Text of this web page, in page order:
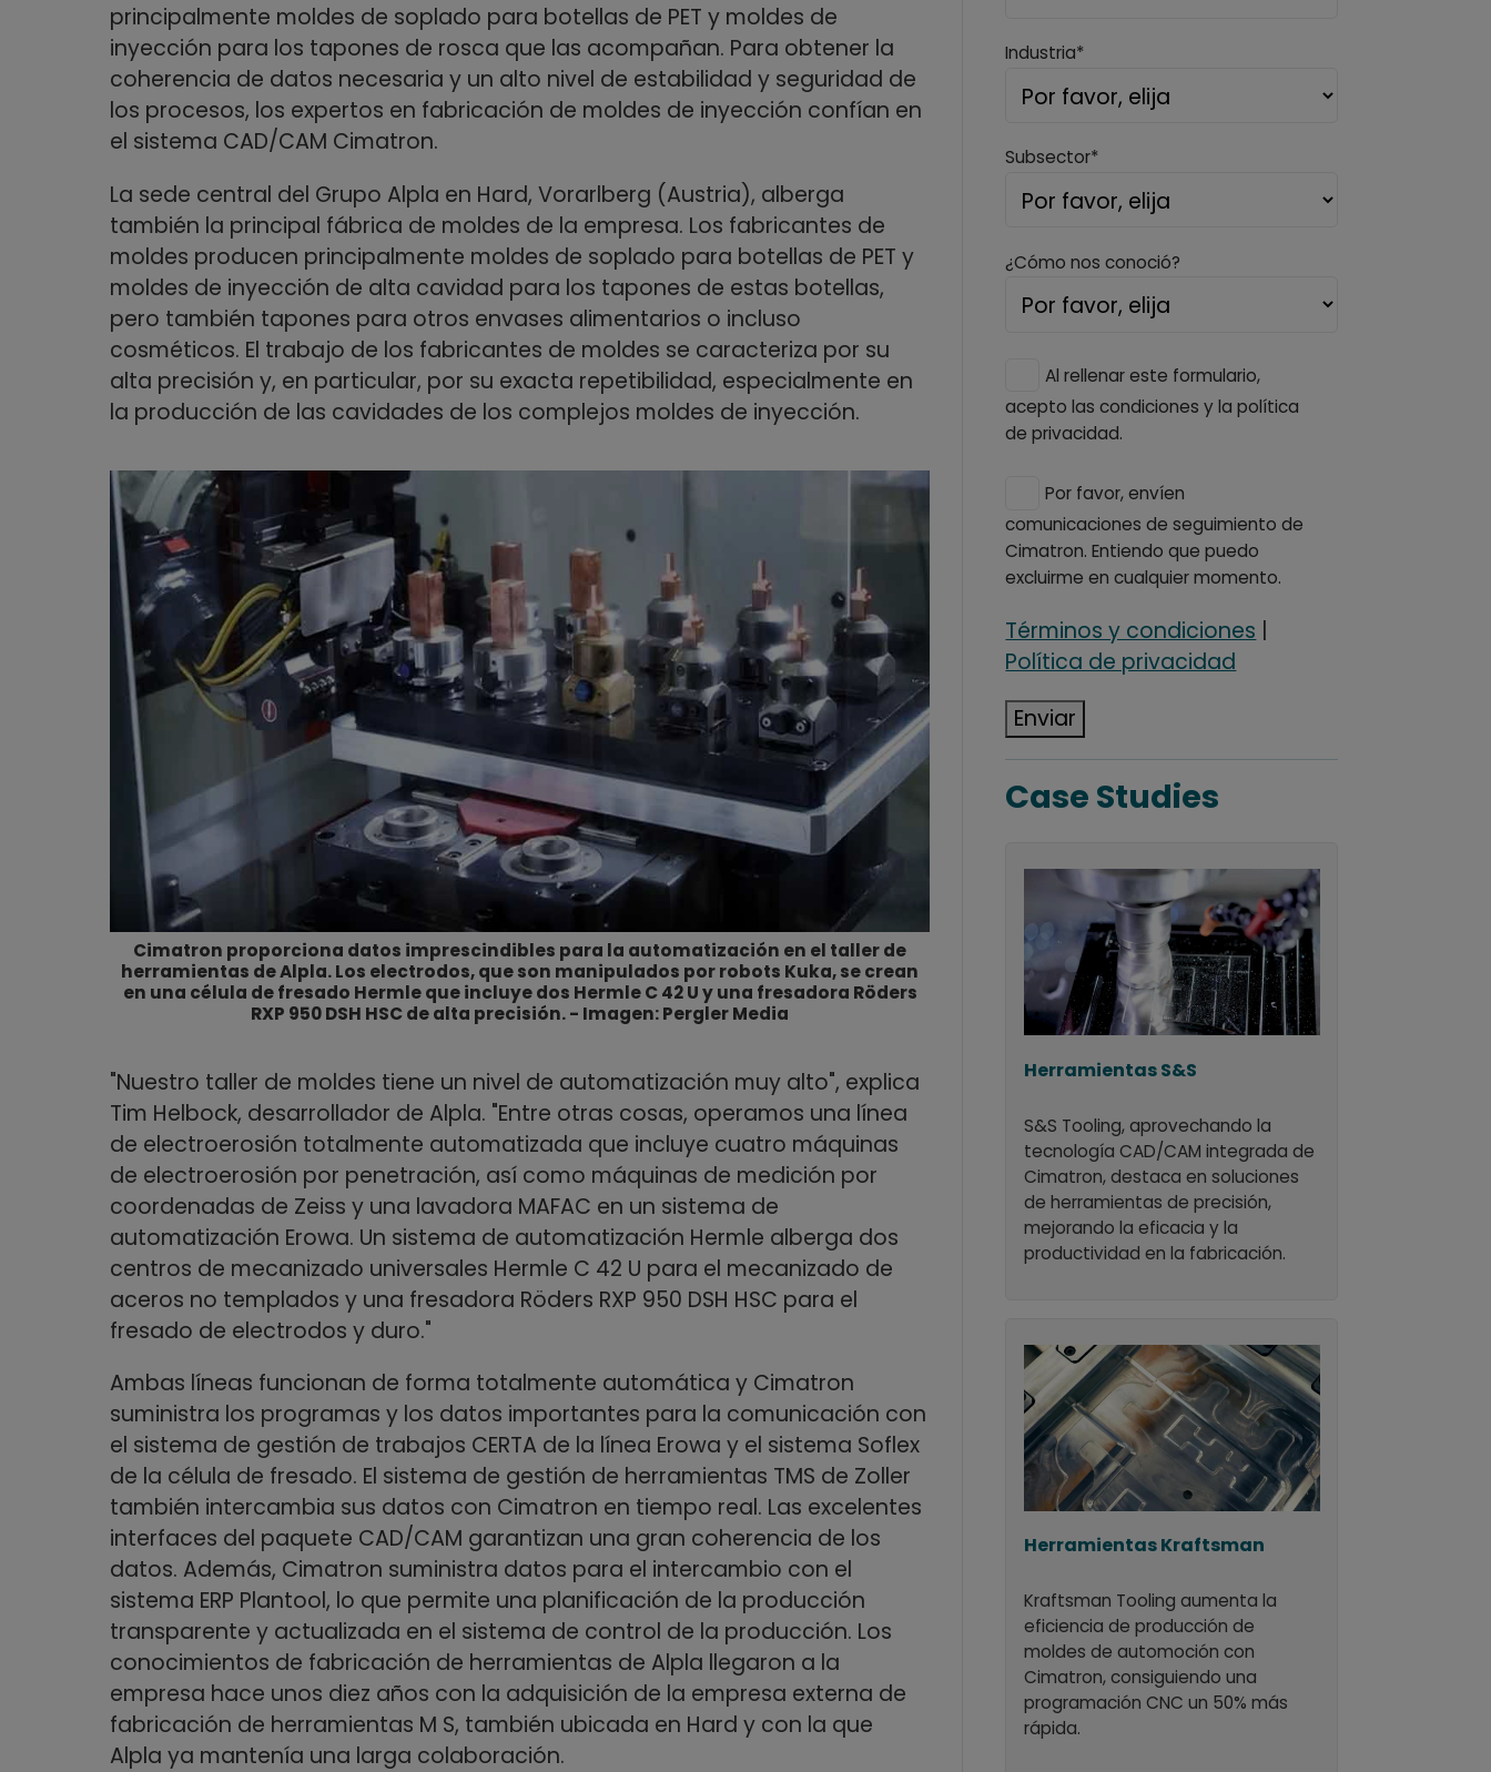
principalmente moldes de soplado para botellas de PET y moldes de
inyección para los tapones de rosca que las acompañan. Para obtener la
coherencia de datos necesaria y un alto nivel de estabilidad y seguridad de
los procesos, los expertos en fabricación de moldes de inyección confían en
el sistema CAD/CAM Cimatron.
La sede central del Grupo Alpla en Hard, Vorarlberg (Austria), alberga
también la principal fábrica de moldes de la empresa. Los fabricantes de
moldes producen principalmente moldes de soplado para botellas de PET y
moldes de inyección de alta cavidad para los tapones de estas botellas,
pero también tapones para otros envases alimentarios o incluso
cosméticos. El trabajo de los fabricantes de moldes se caracteriza por su
alta precisión y, en particular, por su exacta repetibilidad, especialmente en
la producción de las cavidades de los complejos moldes de inyección.
Cimatron proporciona datos imprescindibles para la automatización en el taller de
herramientas de Alpla. Los electrodos, que son manipulados por robots Kuka, se crean
en una célula de fresado Hermle que incluye dos Hermle C 42 U y una fresadora Röders
RXP 950 DSH HSC de alta precisión. - Imagen: Pergler Media
"Nuestro taller de moldes tiene un nivel de automatización muy alto", explica
Tim Helbock, desarrollador de Alpla. "Entre otras cosas, operamos una línea
de electroerosión totalmente automatizada que incluye cuatro máquinas
de electroerosión por penetración, así como máquinas de medición por
coordenadas de Zeiss y una lavadora MAFAC en un sistema de
automatización Erowa. Un sistema de automatización Hermle alberga dos
centros de mecanizado universales Hermle C 42 U para el mecanizado de
aceros no templados y una fresadora Röders RXP 950 DSH HSC para el
fresado de electrodos y duro."
Ambas líneas funcionan de forma totalmente automática y Cimatron
suministra los programas y los datos importantes para la comunicación con
el sistema de gestión de trabajos CERTA de la línea Erowa y el sistema Soflex
de la célula de fresado. El sistema de gestión de herramientas TMS de Zoller
también intercambia sus datos con Cimatron en tiempo real. Las excelentes
interfaces del paquete CAD/CAM garantizan una gran coherencia de los
datos. Además, Cimatron suministra datos para el intercambio con el
sistema ERP Plantool, lo que permite una planificación de la producción
transparente y actualizada en el sistema de control de la producción. Los
conocimientos de fabricación de herramientas de Alpla llegaron a la
empresa hace unos diez años con la adquisición de la empresa externa de
fabricación de herramientas M S, también ubicada en Hard y con la que
Alpla ya mantenía una larga colaboración.
Industria*
Subsector*
¿Cómo nos conoció?
Al rellenar este formulario,
acepto las condiciones y la política
de privacidad.
Por favor, envíen
comunicaciones de seguimiento de
Cimatron. Entiendo que puedo
excluirme en cualquier momento.
Términos y condiciones|
Política de privacidad
Enviar
Case Studies
Herramientas S&S
S&S Tooling, aprovechando la
tecnología CAD/CAM integrada de
Cimatron, destaca en soluciones
de herramientas de precisión,
mejorando la eficacia y la
productividad en la fabricación.
Herramientas Kraftsman
Kraftsman Tooling aumenta la
eficiencia de producción de
moldes de automoción con
Cimatron, consiguiendo una
programación CNC un 50% más
rápida.